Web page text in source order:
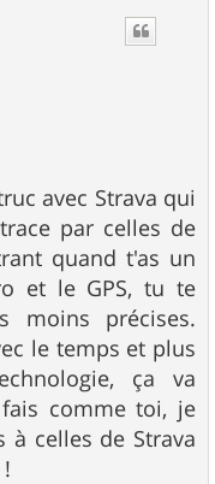
avec Strava qui
par celles de
quand t'as un
et le GPS, tu te
moins précises.
le temps et plus
ça va
comme toi, je
à celles de Strava